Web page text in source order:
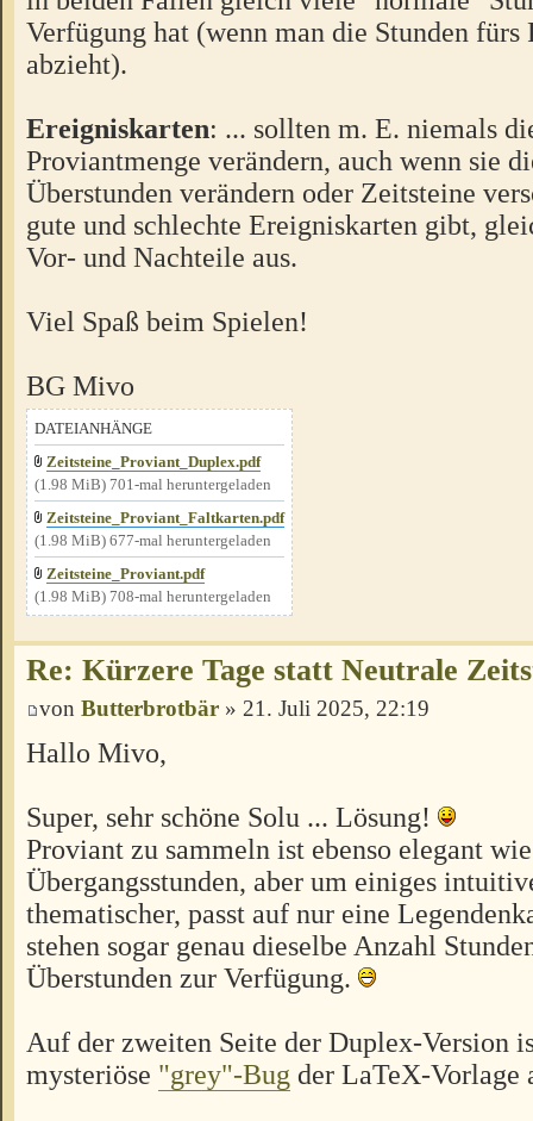
Verfügung hat (wenn man die Stunden fürs
abzieht).
Ereigniskarten: ... sollten m. E. niemals
Proviantmenge verändern, auch wenn sie
Überstunden verändern oder Zeitsteine
gute und schlechte Ereigniskarten gibt,
Vor- und Nachteile aus.
Viel Spaß beim Spielen!
BG Mivo
DATEIANHÄNGE
Zeitsteine_Proviant_Duplex.pdf
(1.98 MiB) 701-mal heruntergeladen
Zeitsteine_Proviant_Faltkarten.pdf
(1.98 MiB) 677-mal heruntergeladen
Zeitsteine_Proviant.pdf
(1.98 MiB) 708-mal heruntergeladen
Re: Kürzere Tage statt Neutrale
von Butterbrotbär » 21. Juli 2025, 22:19
Hallo Mivo,
Super, sehr schöne Solu ... Lösung!
Proviant zu sammeln ist ebenso elegant
Übergangsstunden, aber um einiges
thematischer, passt auf nur eine
stehen sogar genau dieselbe Anzahl
Überstunden zur Verfügung.
Auf der zweiten Seite der Duplex-Version
mysteriöse "grey"-Bug der LaTeX-Vorlage